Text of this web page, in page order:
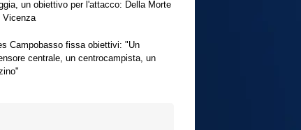
un obiettivo per l'attacco: Della Morte
Vicenza
Campobasso fissa obiettivi: "Un
centrale, un centrocampista, un